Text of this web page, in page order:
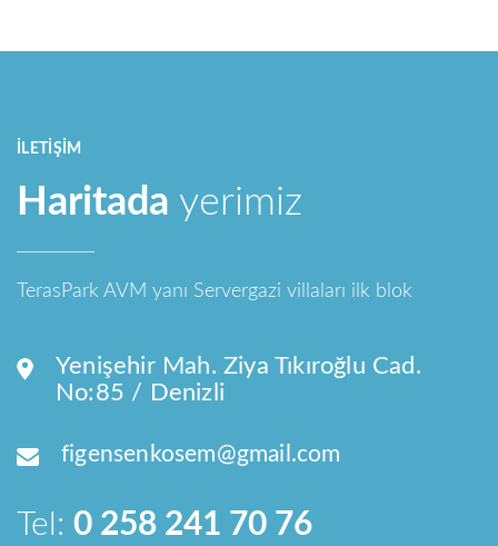
İLETIŞIM
Haritada yerimiz
TerasPark AVM yanı Servergazi villaları ilk blok
Yenişehir Mah. Ziya Tıkıroğlu Cad.
No:85 / Denizli
figensenkosem@gmail.com
Tel: 0 258 241 70 76